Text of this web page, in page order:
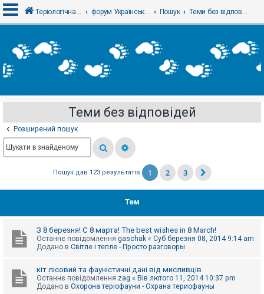
х
і
е
с
т
р
я
е
и
з
Теріологічна школа форум Українського теріологічного товариства Пошук Теми без відповідей
Теми без відповідей
Розширений пошук
Пошук дав 123 результатів 1 2 3
Тем
З 8 березня! С 8 марта! The best wishes in 8 March!
Останнє повідомлення gaschak « Суб березня 08, 2014 9:14 am
Додано в Світле і тепле - Просто разговоры
кіт лісовий та фауністичні дані від мисливців
Останнє повідомлення zag « Вів лютого 11, 2014 10:37 pm
Додано в Охорона теріофауни - Охрана териофауны